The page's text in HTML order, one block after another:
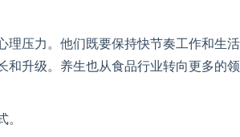
压力。他们既要保持快节奏工作和生
升级。养生也从食品行业转向更多的
。